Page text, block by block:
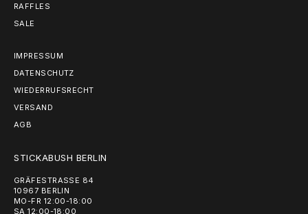
RAFFLES
SALE
IMPRESSUM
DATENSCHUTZ
WIEDERRUFSRECHT
VERSAND
AGB
STICKABUSH BERLIN
GRÄFESTRASSE 84
10967 BERLIN
MO-FR 12:00-18:00
SA 12:00-18:00